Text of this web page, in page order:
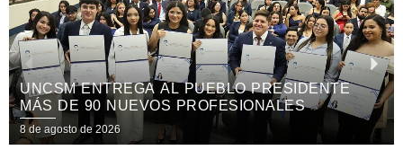
XV FESTIVAL INTERNACIONAL REÚNE EN
NICARAGUA ARTE, CULTURA
8 de agosto de 2026